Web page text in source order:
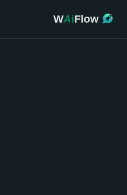
WAiFlow